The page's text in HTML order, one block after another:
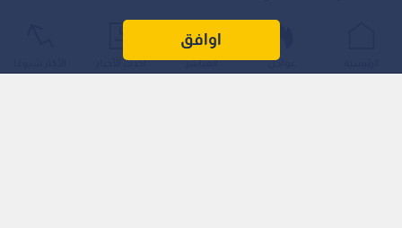
اوافق
أكد وزير الزراعة الدكتور صائب خريسات أن المزارع الأردني يشكل
ركيزة أساسية من ركائز الأمن الغذائي، مشيرا إلى أن القطاع الزراعي
حقق رغم التحديات أعلى نسبة نمو مع نهاية عام 2025 وحتى الربع
عواجل المباشر أحدث الأخبار